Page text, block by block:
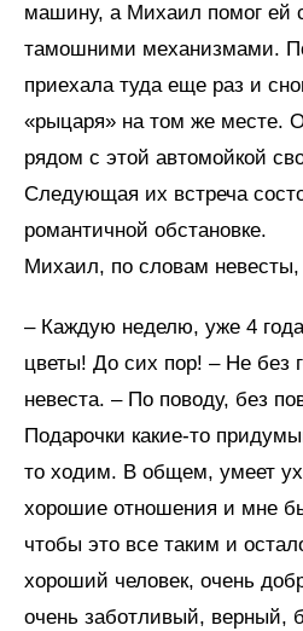
машину, а Михаил помог ей
тамошними механизмами.
приехала туда еще раз и
«рыцаря» на том же месте.
рядом с этой автомойкой
Следующая их встреча
романтичной обстановке.
Михаил, по словам
– Каждую неделю, уже 4
цветы! До сих пор! – Не без
невеста. – По поводу, без
Подарочки какие-то
то ходим. В общем, умеет
хорошие отношения и мне
чтобы это все таким и
хороший человек, очень
очень заботливый, верный,